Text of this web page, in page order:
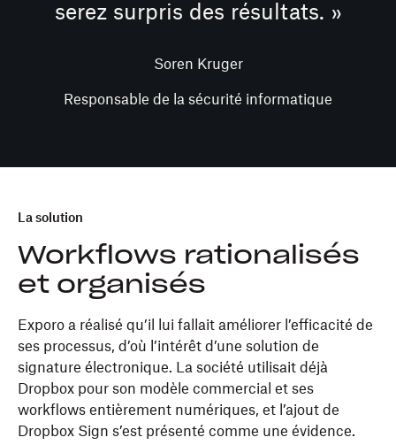
serez surpris des résultats. »
Soren Kruger
Responsable de la sécurité informatique
La solution
Workflows rationalisés
et organisés
Exporo a réalisé qu’il lui fallait améliorer l’efficacité de
ses processus, d’où l’intérêt d’une solution de
signature électronique. La société utilisait déjà
Dropbox pour son modèle commercial et ses
workflows entièrement numériques, et l’ajout de
Dropbox Sign s’est présenté comme une évidence.